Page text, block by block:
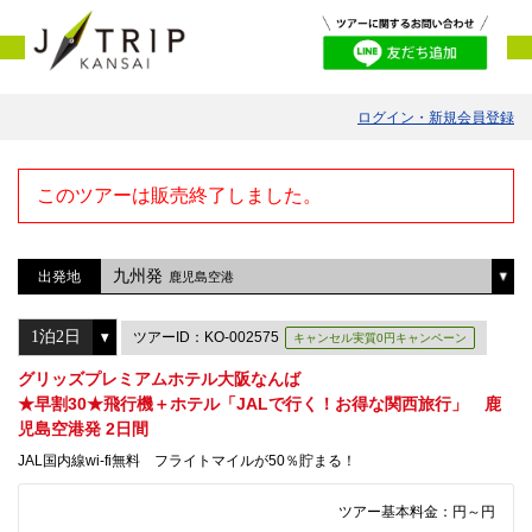
ログイン・新規会員登録
このツアーは販売終了しました。
出発地 九州発 鹿児島空港
ツアーID：KO-002575 キャンセル実質0円キャンペーン
グリッズプレミアムホテル大阪なんば
★早割30★飛行機＋ホテル「JALで行く！お得な関西旅行」 鹿
児島空港発 2日間
JAL国内線wi-fi無料 フライトマイルが50％貯まる！
ツアー基本料金： 円～ 円